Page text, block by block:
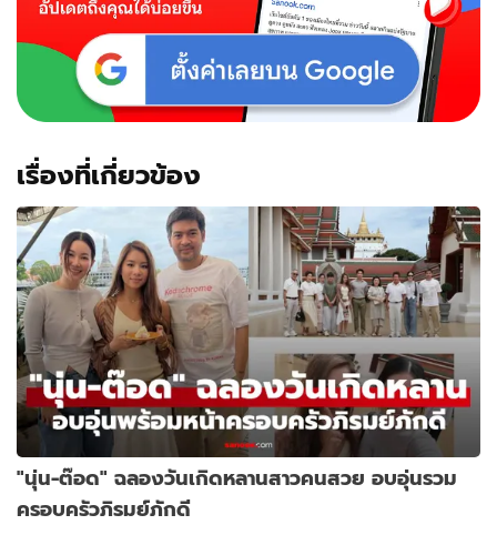
เรื่องที่เกี่ยวข้อง
"นุ่น-ต๊อด" ฉลองวันเกิดหลานสาวคนสวย อบอุ่นรวม
ครอบครัวภิรมย์ภักดี